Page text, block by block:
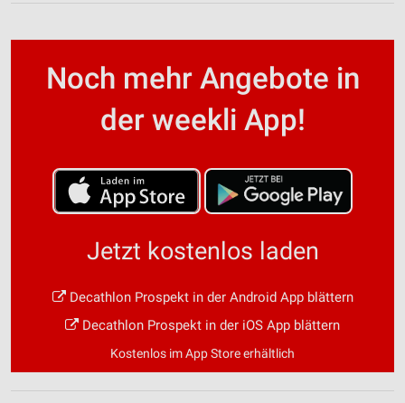
Noch mehr Angebote in
der weekli App!
Jetzt kostenlos laden
Decathlon Prospekt in der Android App blättern
Decathlon Prospekt in der iOS App blättern
Kostenlos im App Store erhältlich